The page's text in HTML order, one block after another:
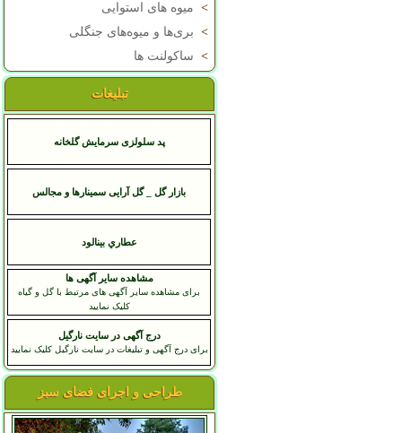
> میوه های استوایی
> بری‌ها و میوه‌های جنگلی
> ساکولنت ها
تبلیغات
پد سلولزی سرمایش گلخانه
بازار گل _ گل آرایی سمینارها و مجالس
عطاري بينالود
مشاهده سایر آگهی ها
برای مشاهده سایر آگهی های مرتبط با گل و گیاه
کلیک نمایید
درج آگهی در سایت نارگیل
برای درج آگهی و تبلیغات در سایت نارگیل کلیک نمایید
طراحی و اجرای فضای سبز